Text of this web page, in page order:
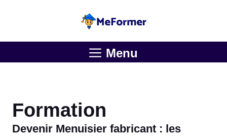
Menu
Formation
Devenir Menuisier fabricant : les